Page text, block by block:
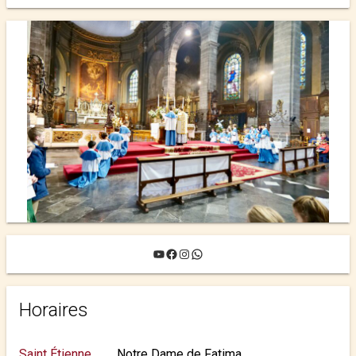
YouTube
Facebook
Instagram
WhatsApp
Horaires